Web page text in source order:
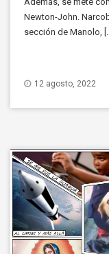
Newton-John.
sección de Manolo,
12 agosto, 2022